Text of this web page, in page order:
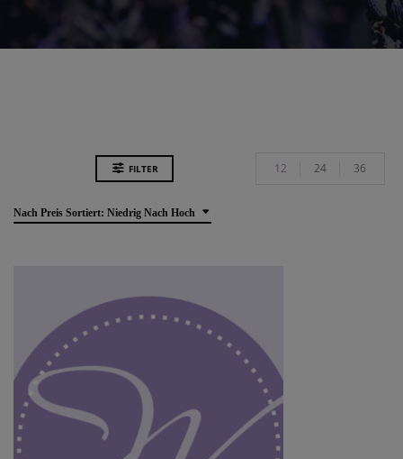
FILTER
Nach Preis Sortiert: Niedrig Nach Hoch
12 24 36